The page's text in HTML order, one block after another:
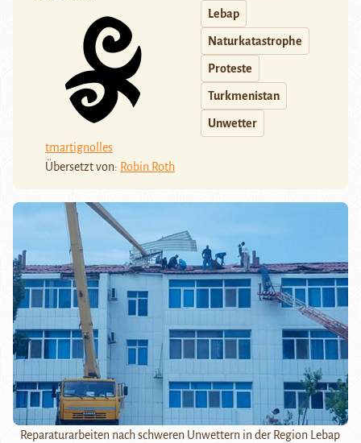
tmartignolles
Übersetzt von: Robin Roth
Lebap
Naturkatastrophe
Proteste
Turkmenistan
Unwetter
Reparaturarbeiten nach schweren Unwettern in der Region Lebap